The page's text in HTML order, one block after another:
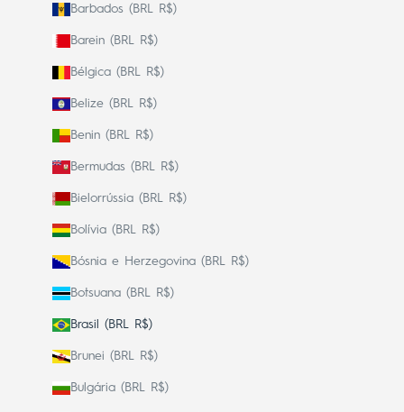
Barbados (BRL R$)
Barein (BRL R$)
Bélgica (BRL R$)
Belize (BRL R$)
Benin (BRL R$)
Bermudas (BRL R$)
Bielorrússia (BRL R$)
Bolívia (BRL R$)
Bósnia e Herzegovina (BRL R$)
Botsuana (BRL R$)
Brasil (BRL R$)
Brunei (BRL R$)
Bulgária (BRL R$)